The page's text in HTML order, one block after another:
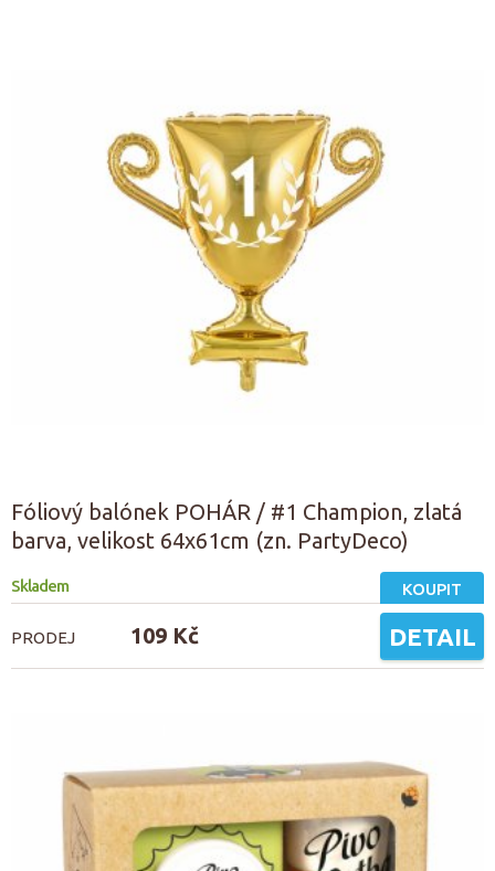
Fóliový balónek POHÁR / #1 Champion, zlatá
barva, velikost 64x61cm (zn. PartyDeco)
Skladem KOUPIT
PRODEJ 109 Kč DETAIL